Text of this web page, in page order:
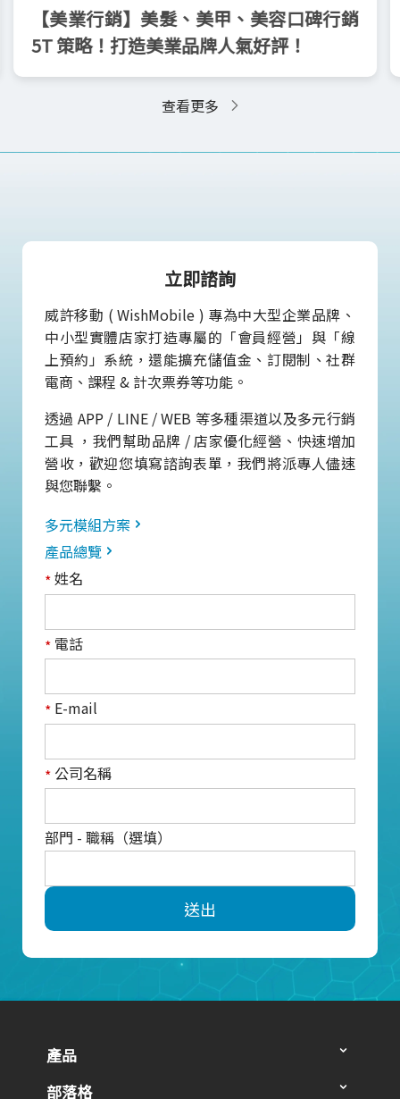
【美業行銷】美髮、美甲、美容口碑行銷
5T 策略！打造美業品牌人氣好評！
查看更多
立即諮詢
威許移動 ( WishMobile ) 專為中大型企業品牌、
中小型實體店家打造專屬的「會員經營」與「線
上預約」系統，還能擴充儲值金、訂閱制、社群
電商、課程 & 計次票券等功能。
透過 APP / LINE / WEB 等多種渠道以及多元行銷
工具 ，我們幫助品牌 / 店家優化經營、快速增加
營收，歡迎您填寫諮詢表單，我們將派專人儘速
與您聯繫。
多元模組方案
產品總覽
*姓名
* 電話
* E-mail
* 公司名稱
部門 - 職稱（選填）
送出
產品
部落格